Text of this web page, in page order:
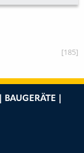
[185]
|